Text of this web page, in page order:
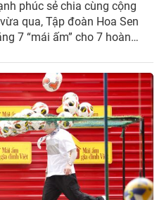
phúc sẻ chia cùng cộng
qua, Tập đoàn Hoa Sen
7 “mái ấm” cho 7 hoàn
đó, 7 gia đình các...